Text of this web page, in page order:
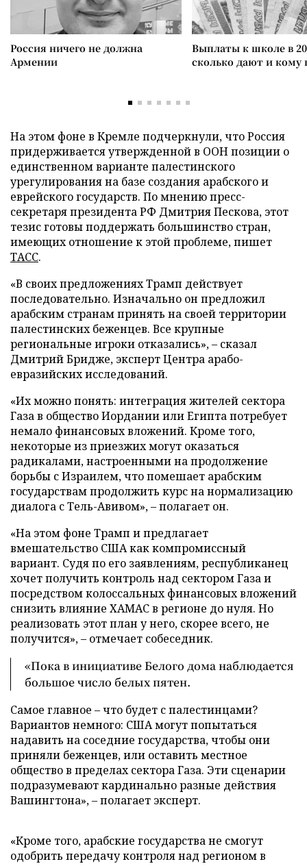
Россия ничего не должна
Армении
Выплаты к школе в
сколько дают и
На этом фоне в Кремле подчеркнули, что Россия
придерживается утвержденной в ООН позиции о
единственном варианте палестинского
урегулирования на базе создания арабского и
еврейского государств. По мнению пресс-
секретаря президента РФ Дмитрия Пескова, этот
тезис готовы поддержать большинство стран,
имеющих отношение к этой проблеме, пишет
ТАСС.
«В своих предложениях Трамп действует
последовательно. Изначально он предложил
арабским странам принять на своей территории
палестинских беженцев. Все крупные
региональные игроки отказались», – сказал
Дмитрий Бридже, эксперт Центра арабо-
евразийских исследований.
«Их можно понять: интеграция жителей сектора
Газа в общество Иордании или Египта потребует
немало финансовых вложений. Кроме того,
некоторые из приезжих могут оказаться
радикалами, настроенными на продолжение
борьбы с Израилем, что помешает арабским
государствам продолжить курс на нормализацию
диалога с Тель-Авивом», – полагает он.
«На этом фоне Трамп и предлагает
вмешательство США как компромиссный
вариант. Судя по его заявлениям, республиканец
хочет получить контроль над сектором Газа и
посредством колоссальных финансовых вложений
снизить влияние ХАМАС в регионе до нуля. Но
реализовать этот план у него, скорее всего, не
получится», – отмечает собеседник.
«Пока в инициативе Белого дома наблюдается
большое число белых пятен.
Самое главное – что будет с палестинцами?
Вариантов немного: США могут попытаться
надавить на соседние государства, чтобы они
приняли беженцев, или оставить местное
общество в пределах сектора Газа. Эти сценарии
подразумевают кардинально разные действия
Вашингтона», – полагает эксперт.
«Кроме того, арабские государства не смогут
одобрить передачу контроля над регионом в